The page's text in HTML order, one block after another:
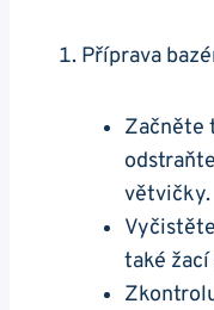
Příprava
Začněte
větvičky.
také žací